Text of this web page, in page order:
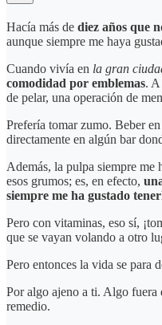
Hacía más de diez años que
aunque siempre me haya
Cuando vivía en la gran
comodidad por emblemas. A
de pelar, una operación de
Prefería tomar zumo. Beber
directamente en algún bar
Además, la pulpa siempre me
esos grumos; es, en efecto,
siempre me ha gustado
Pero con vitaminas, eso sí,
que se vayan volando a otro
Pero entonces la vida se para
Por algo ajeno a ti. Algo
remedio.